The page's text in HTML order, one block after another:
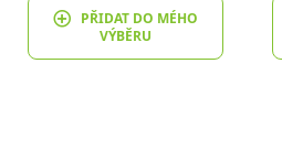
PŘIDAT DO MÉHO
VÝBĚRU